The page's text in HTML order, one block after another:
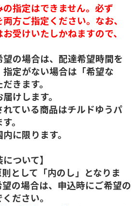
指定はできません。必ず
両方ご指定ください。なお、
受けいたしかねますので、
の場合は、配達希望時間を
定がない場合は「希望な
きます。
けします。
ている商品はチルドゆうパ
。
に限ります。
ついて】
として「内のし」となりま
の場合は、申込時にご希望の
ださい。